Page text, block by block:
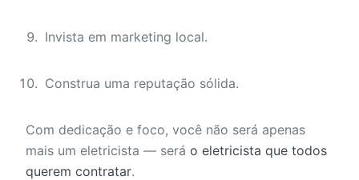
Invista em marketing local.
Construa uma reputação sólida.
Com dedicação e foco, você não será apenas
mais um eletricista — será o eletricista que todos
querem contratar.